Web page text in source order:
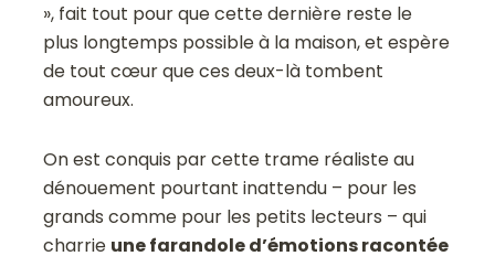
», fait tout pour que cette dernière reste le
plus longtemps possible à la maison, et espère
de tout cœur que ces deux-là tombent
amoureux.
On est conquis par cette trame réaliste au
dénouement pourtant inattendu – pour les
grands comme pour les petits lecteurs – qui
charrie une farandole d’émotions racontée